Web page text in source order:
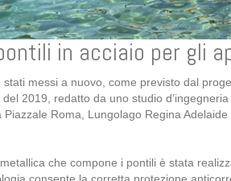
in acciaio per gli
stati messi a nuovo, come previsto dal
2019, redatto da uno studio
Piazzale Roma, Lungolago Regina
che compone i pontili è stata
consente la corretta protezione